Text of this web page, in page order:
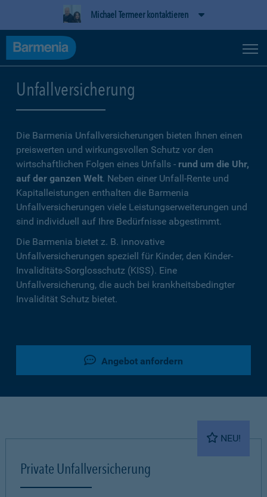
Michael Termeer kontaktieren
Unfallversicherung
Die Barmenia Unfallversicherungen bieten Ihnen einen
preiswerten und wirkungsvollen Schutz vor den
wirtschaftlichen Folgen eines Unfalls - rund um die Uhr,
auf der ganzen Welt. Neben einer Unfall-Rente und
Kapitalleistungen enthalten die Barmenia
Unfallversicherungen viele Leistungserweiterungen und
sind individuell auf Ihre Bedürfnisse abgestimmt.
Die Barmenia bietet z. B. innovative
Unfallversicherungen speziell für Kinder, den Kinder-
Invaliditäts-Sorglosschutz (KISS). Eine
Unfallversicherung, die auch bei krankheitsbedingter
Invalidität Schutz bietet.
Angebot anfordern
NEU!
Private Unfallversicherung